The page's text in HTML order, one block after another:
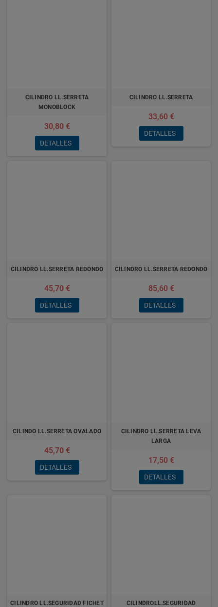
CILINDRO LL.SERRETA
MONOBLOCK
30,80 €
DETALLES
CILINDRO LL.SERRETA
33,60 €
DETALLES
CILINDRO LL.SERRETA REDONDO
45,70 €
DETALLES
CILINDRO LL.SERRETA REDONDO
85,60 €
DETALLES
CILINDO LL.SERRETA OVALADO
45,70 €
DETALLES
CILINDRO LL.SERRETA LEVA
LARGA
17,50 €
DETALLES
CILINDRO LL.SEGURIDAD FICHET
CILINDROLL.SEGURIDAD